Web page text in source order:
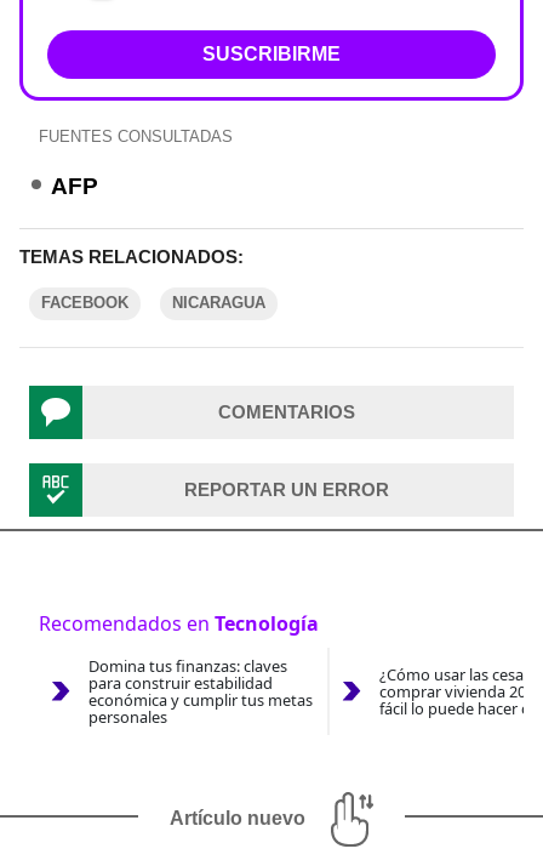
SUSCRIBIRME
FUENTES CONSULTADAS
AFP
TEMAS RELACIONADOS:
FACEBOOK NICARAGUA
COMENTARIOS
REPORTAR UN ERROR
Recomendados en Tecnología
Domina tus finanzas: claves
para construir estabilidad
económica y cumplir tus metas
personales
¿Cómo usar las
comprar vivienda
fácil lo puede hacer
Artículo nuevo